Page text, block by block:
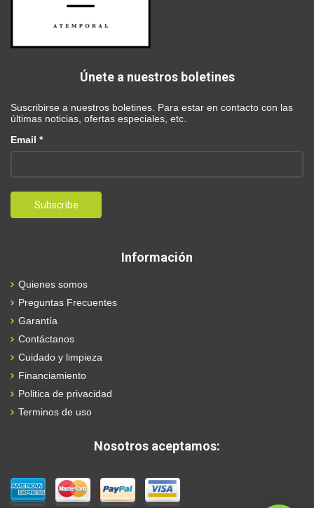
Únete a nuestros boletines
Suscribirse a nuestros boletines. Para estar en contacto con las
últimas noticias, ofertas especiales, etc.
Email *
Información
Quienes somos
Preguntas Frecuentes
Garantía
Contáctanos
Cuidado y limpieza
Financiamiento
Politica de privacidad
Terminos de uso
Nosotros aceptamos: